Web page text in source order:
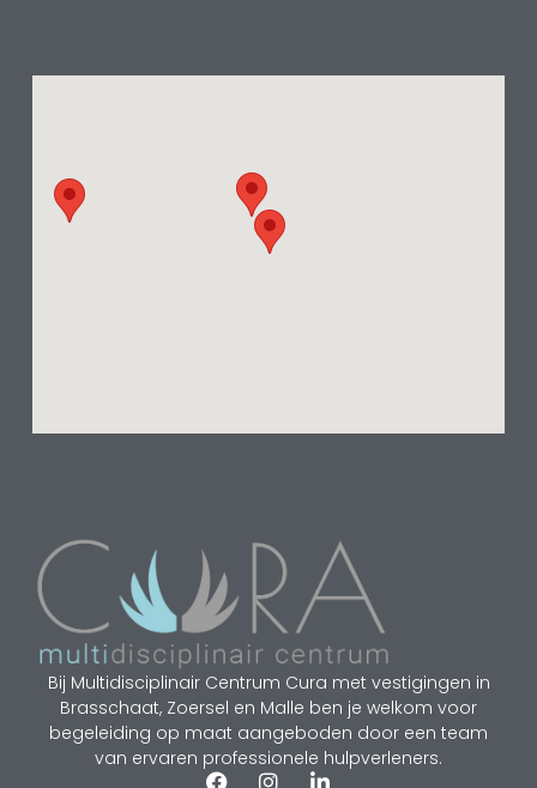
Bij Multidisciplinair Centrum Cura met vestigingen in
Brasschaat, Zoersel en Malle ben je welkom voor
begeleiding op maat aangeboden door een team
van ervaren professionele hulpverleners.